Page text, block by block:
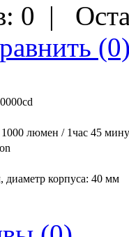
0 |
люмен / 1час 45
диаметр корпуса: 40 мм